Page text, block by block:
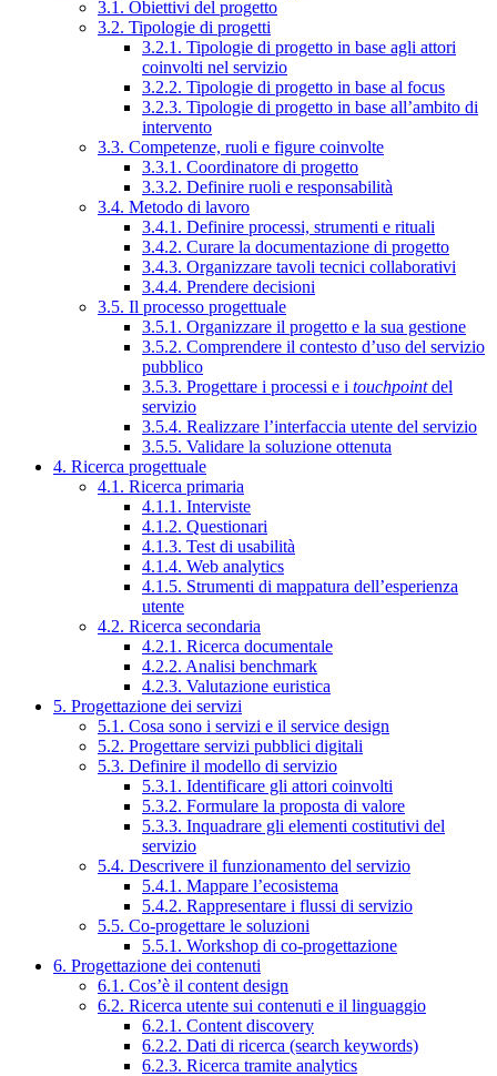
3.1. Obiettivi del progetto
3.2. Tipologie di progetti
3.2.1. Tipologie di progetto in base agli attori
coinvolti nel servizio
3.2.2. Tipologie di progetto in base al focus
3.2.3. Tipologie di progetto in base all’ambito di
intervento
3.3. Competenze, ruoli e figure coinvolte
3.3.1. Coordinatore di progetto
3.3.2. Definire ruoli e responsabilità
3.4. Metodo di lavoro
3.4.1. Definire processi, strumenti e rituali
3.4.2. Curare la documentazione di progetto
3.4.3. Organizzare tavoli tecnici collaborativi
3.4.4. Prendere decisioni
3.5. Il processo progettuale
3.5.1. Organizzare il progetto e la sua gestione
3.5.2. Comprendere il contesto d’uso del servizio
pubblico
3.5.3. Progettare i processi e i touchpointdel
servizio
3.5.4. Realizzare l’interfaccia utente del servizio
3.5.5. Validare la soluzione ottenuta
4. Ricerca progettuale
4.1. Ricerca primaria
4.1.1. Interviste
4.1.2. Questionari
4.1.3. Test di usabilità
4.1.4. Web analytics
4.1.5. Strumenti di mappatura dell’esperienza
utente
4.2. Ricerca secondaria
4.2.1. Ricerca documentale
4.2.2. Analisi benchmark
4.2.3. Valutazione euristica
5. Progettazione dei servizi
5.1. Cosa sono i servizi e il service design
5.2. Progettare servizi pubblici digitali
5.3. Definire il modello di servizio
5.3.1. Identificare gli attori coinvolti
5.3.2. Formulare la proposta di valore
5.3.3. Inquadrare gli elementi costitutivi del
servizio
5.4. Descrivere il funzionamento del servizio
5.4.1. Mappare l’ecosistema
5.4.2. Rappresentare i flussi di servizio
5.5. Co-progettare le soluzioni
5.5.1. Workshop di co-progettazione
6. Progettazione dei contenuti
6.1. Cos’è il content design
6.2. Ricerca utente sui contenuti e il linguaggio
6.2.1. Content discovery
6.2.2. Dati di ricerca (search keywords)
6.2.3. Ricerca tramite analytics